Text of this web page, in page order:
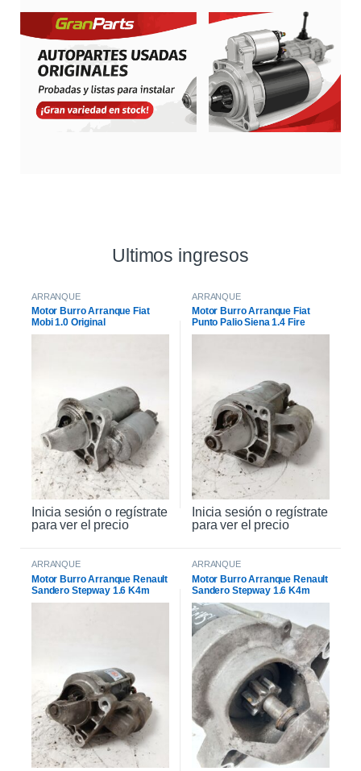
Ultimos ingresos
ARRANQUE
Motor Burro Arranque Fiat
Mobi 1.0 Original
Inicia sesión o regístrate
para ver el precio
ARRANQUE
Motor Burro Arranque Fiat
Punto Palio Siena 1.4 Fire
Original
Inicia sesión o regístrate
para ver el precio
ARRANQUE
Motor Burro Arranque Renault
Sandero Stepway 1.6 K4m
Original
ARRANQUE
Motor Burro Arranque Renault
Sandero Stepway 1.6 K4m